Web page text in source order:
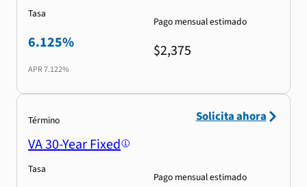
Tasa
6.125%
APR7.122%
Pago mensual estimado
$2,375
Término
VA 30-Year Fixed
Tasa
Pago mensual estimado
Solicita ahora